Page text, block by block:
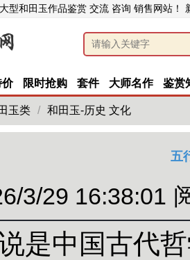
型和田玉作品鉴赏 交流 咨询 销售网站！
价 限时抢购 套件 大师名作 鉴赏
玉类 / 和田玉-历史 文化
五
3/29 16:38:01
是中国古代哲